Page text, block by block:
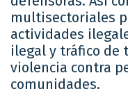
multisectoriales
actividades
ilegal y tráfico de
violencia contra
comunidades.